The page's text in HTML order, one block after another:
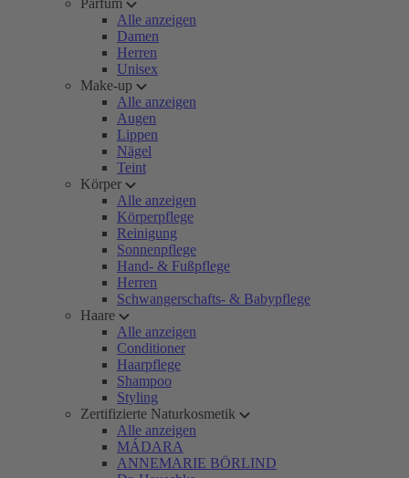
Parfum
Alle anzeigen
Damen
Herren
Unisex
Make-up
Alle anzeigen
Augen
Lippen
Nägel
Teint
Körper
Alle anzeigen
Körperpflege
Reinigung
Sonnenpflege
Hand- & Fußpflege
Herren
Schwangerschafts- & Babypflege
Haare
Alle anzeigen
Conditioner
Haarpflege
Shampoo
Styling
Zertifizierte Naturkosmetik
Alle anzeigen
MÁDARA
ANNEMARIE BÖRLIND